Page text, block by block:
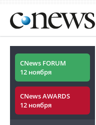
CNews FORUM
12 ноября
CNews AWARDS
12 ноября